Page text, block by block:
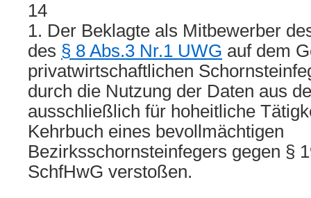
14
1. Der Beklagte als Mitbewerber
des § 8 Abs.3 Nr.1 UWG auf dem
privatwirtschaftlichen
durch die Nutzung der Daten aus
ausschließlich für hoheitliche
Kehrbuch eines bevollmächtigen
Bezirksschornsteinfegers gegen §
SchfHwG verstoßen.